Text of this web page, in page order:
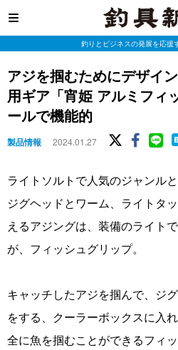
釣りとビジネスの発展を応援
アジを掴むためにデザイ
用ギア「宵姫 アルミフィ
ールで機能的
製品情報 2024.01.27
ライトソルトで人気のジャンル
ジグヘッドとワーム、ライトタ
えるアジングは、装備のライト
が、フィッシュグリップ。
キャッチしたアジを掴んで、ジ
をする、クーラーボックスに入
全に魚を掴むことができるフィ